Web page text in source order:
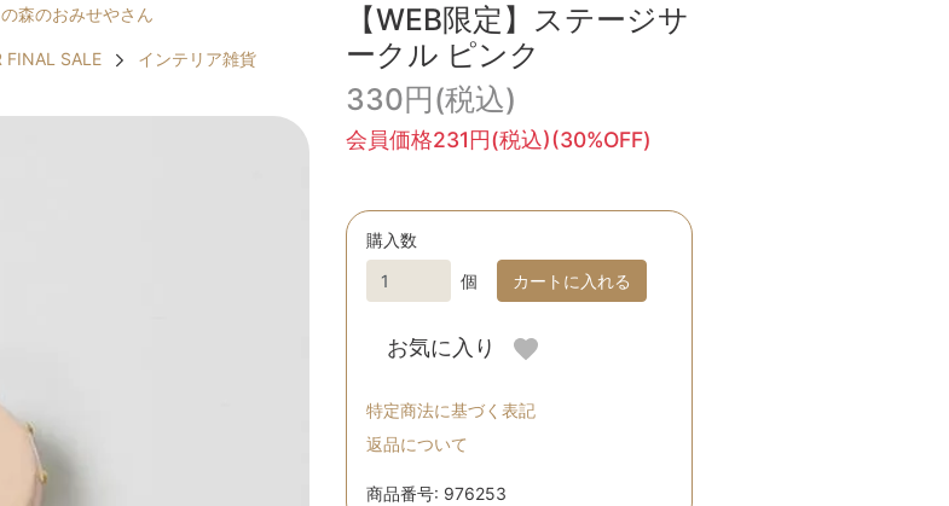
森のおみせやさん
FINAL SALE
インテリア雑貨
【WEB限定】ステージサ
ークル ピンク
330円(税込)
会員価格231円(税込)(30%OFF)
購入数
個
カートに入れる
お気に入り
特定商法に基づく表記
返品について
商品番号: 976253